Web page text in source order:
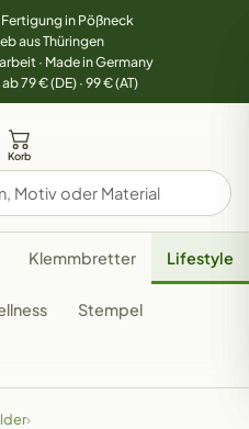
in Pößneck
aus Thüringen
· Made in Germany
79 € (DE) · 99 € (AT)
Korb
Klemmbretter Lifestyle
Stempel
›